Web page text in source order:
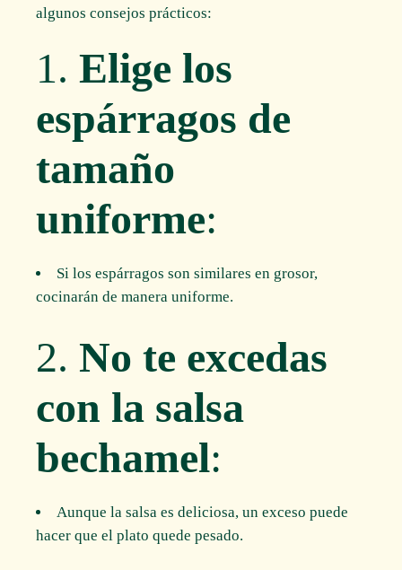
algunos consejos prácticos:
1.Elige los
espárragos de
tamaño
uniforme:
Si los espárragos son similares en grosor,
cocinarán de manera uniforme.
2. No te excedas
con la salsa
bechamel:
Aunque la salsa es deliciosa, un exceso puede
hacer que el plato quede pesado.